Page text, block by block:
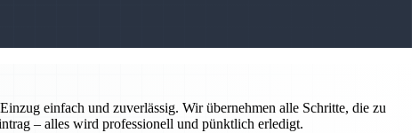
einfach und zuverlässig. Wir übernehmen alle Schritte, die zu
– alles wird professionell und pünktlich erledigt.